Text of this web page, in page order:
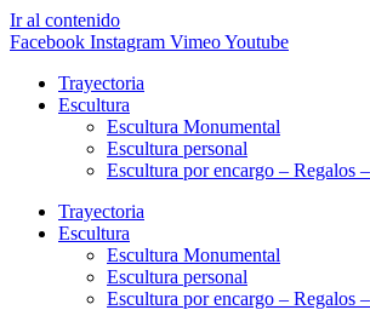
Ir al contenido
Facebook Instagram VimeoYoutube
Trayectoria
Escultura
Escultura Monumental
Escultura personal
Escultura por encargo – Regalos
Trayectoria
Escultura
Escultura Monumental
Escultura personal
Escultura por encargo – Regalos